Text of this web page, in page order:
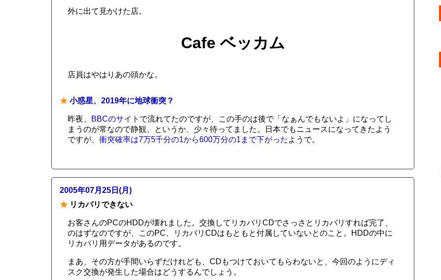
外に出て見かけた店。
Cafe ベッカム
店員はやはりあの頭かな。
★ 小惑星、2019年に地球衝突？
昨夜、 BBCのサイト で流れてたのですが、この手のは後で「なぁんでもないよ」になってし
まうのが常なので静観、というか、少々待ってました。日本でもニュースになってきたよう
ですが、 衝突確率は7万5千分の1から600万分の1まで下がった ようで。
2005年07月25日(月)
★ リカバリできない
お客さんのPCのHDDが壊れました。交換してリカバリCDでさっさとリカバリすれば完了、
のはずなのですが、このPC、リカバリCDはもともと付属していないとのこと。HDDの中に
リカバリ用データがあるのです。
まあ、その方が手間いらずだけれども、CDもつけておいてもらわないと、今回のようにディ
スク交換が発生した場合はどうするんでしょう。